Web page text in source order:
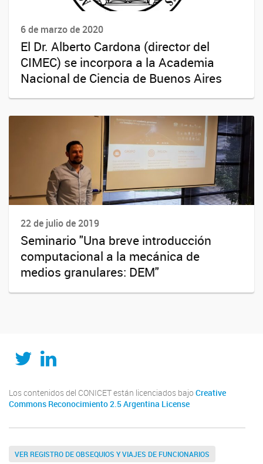
6 de marzo de 2020
El Dr. Alberto Cardona (director del
CIMEC) se incorpora a la Academia
Nacional de Ciencia de Buenos Aires
22 de julio de 2019
Seminario "Una breve introducción
computacional a la mecánica de
medios granulares: DEM"
TwitterLinkedIn
Los contenidos del CONICET están licenciados bajo Creative
Commons Reconocimiento 2.5 Argentina License
VER REGISTRO DE OBSEQUIOS Y VIAJES DE FUNCIONARIOS